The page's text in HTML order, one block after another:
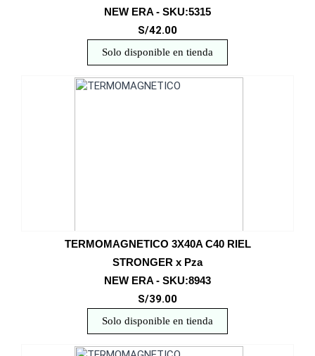
NEW ERA - SKU:5315
S/42.00
Solo disponible en tienda
TERMOMAGNETICO 3X40A C40 RIEL
STRONGER x Pza
NEW ERA - SKU:8943
S/39.00
Solo disponible en tienda